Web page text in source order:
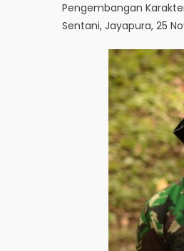
Pengembangan
Sentani, Jayapura, 25